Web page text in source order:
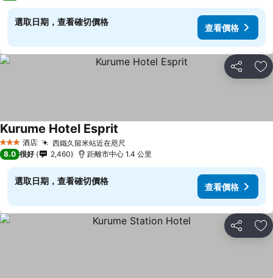
選取日期，查看確切價格
查看價格
分享 放
3 星級 酒店 西鐵久留米站近在咫尺查看價格
Kurume Hotel Esprit
8.0 很好 2,460 距離市中心 1.4 公里
選取日期，查看確切價格
查看價格
分享 放